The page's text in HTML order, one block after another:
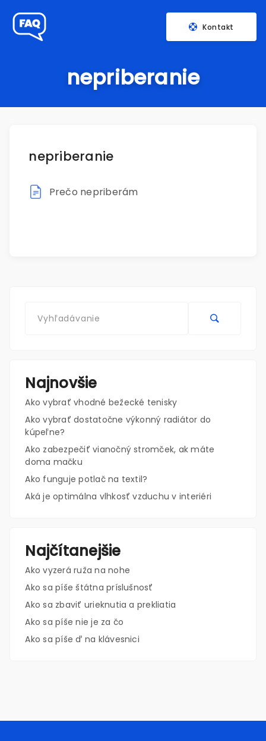
Kontakt
nepriberanie
nepriberanie
Prečo nepriberám
Najnovšie
Ako vybrať vhodné bežecké tenisky
Ako vybrať dostatočne výkonný radiátor do
kúpeľne?
Ako zabezpečiť vianočný stromček, ak máte
doma mačku
Ako funguje potlač na textil?
Aká je optimálna vlhkosť vzduchu v interiéri
Najčítanejšie
Ako vyzerá ruža na nohe
Ako sa píše štátna príslušnosť
Ako sa zbaviť urieknutia a prekliatia
Ako sa píše nie je za čo
Ako sa píše ď na klávesnici